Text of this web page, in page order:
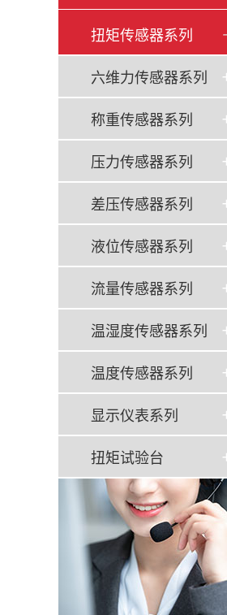
扭矩传感器系列
六维力传感器系列
称重传感器系列
压力传感器系列
差压传感器系列
液位传感器系列
流量传感器系列
温湿度传感器系列
温度传感器系列
显示仪表系列
扭矩试验台